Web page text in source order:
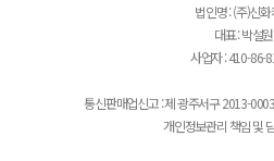
법인명 : (주)신
대표 : 박설원
사업자 : 410-86-
통신판매업신고 : 제 광주서구 2013-
개인정보관리 책임 및